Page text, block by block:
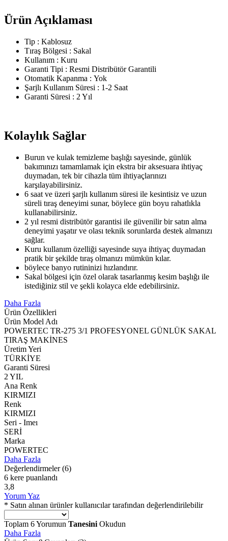
Ürün Açıklaması
Tip : Kablosuz
Tıraş Bölgesi : Sakal
Kullanım : Kuru
Garanti Tipi : Resmi Distribütör Garantili
Otomatik Kapanma : Yok
Şarjlı Kullanım Süresi : 1-2 Saat
Garanti Süresi : 2 Yıl
Kolaylık Sağlar
Burun ve kulak temizleme başlığı sayesinde, günlük
bakımınızı tamamlamak için ekstra bir aksesuara ihtiyaç
duymadan, tek bir cihazla tüm ihtiyaçlarınızı
karşılayabilirsiniz.
6 saat ve üzeri şarjlı kullanım süresi ile kesintisiz ve uzun
süreli tıraş deneyimi sunar, böylece gün boyu rahatlıkla
kullanabilirsiniz.
2 yıl resmi distribütör garantisi ile güvenilir bir satın alma
deneyimi yaşatır ve olası teknik sorunlarda destek almanızı
sağlar.
Kuru kullanım özelliği sayesinde suya ihtiyaç duymadan
pratik bir şekilde tıraş olmanızı mümkün kılar.
böylece banyo rutininizi hızlandırır.
Sakal bölgesi için özel olarak tasarlanmış kesim başlığı ile
istediğiniz stil ve şekli kolayca elde edebilirsiniz.
Daha Fazla
Ürün Özellikleri
Ürün Model Adı
POWERTEC TR-275 3/1 PROFESYONEL GÜNLÜK SAKAL
TIRAŞ MAKİNES
Üretim Yeri
TÜRKİYE
Garanti Süresi
2 YIL
Ana Renk
KIRMIZI
Renk
KIRMIZI
Seri - Imeı
SERİ
Marka
POWERTEC
Daha Fazla
Değerlendirmeler (6)
6 kere puanlandı
3,8
Yorum Yaz
* Satın alınan ürünler kullanıcılar tarafından değerlendirilebilir
Toplam 6Yorumun Tanesini Okudun
Daha Fazla